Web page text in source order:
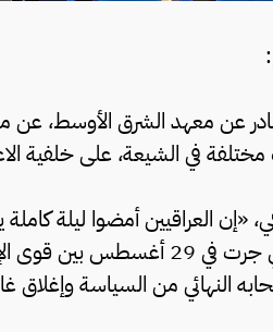
عن معهد الشرق الأوسط، عن
في الشيعة، على خلفية
«إن العراقيين أمضوا ليلة
بعد الاشتباكات التي جرت في
النهائي من السياسة وإغلاق